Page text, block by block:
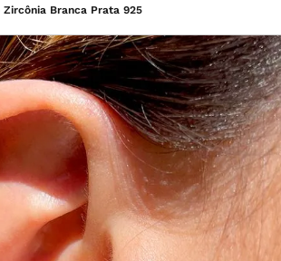
Branca Prata 925